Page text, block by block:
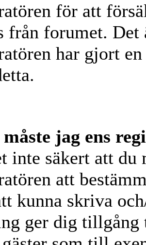
för att
från forumet.
har gjort
jag ens
inte säkert att
att
kunna skriva
ger dig